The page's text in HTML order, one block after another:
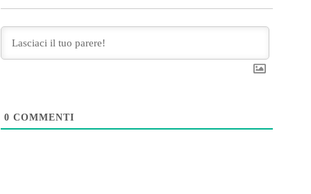
0 COMMENTI